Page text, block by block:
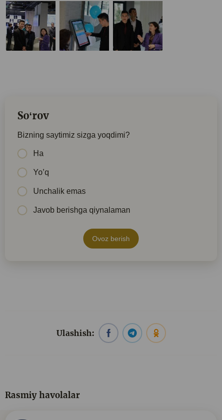
Soʻrov
Bizning saytimiz sizga yoqdimi?
Ha
Yo’q
Unchalik emas
Javob berishga qiynalaman
Ovoz berish
Ulashish:
Rasmiy havolalar